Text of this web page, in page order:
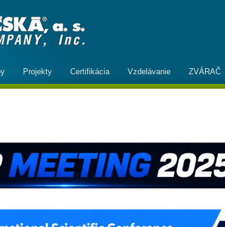
Projekty Certifikácia Vzdelávanie ZVÁRAČ